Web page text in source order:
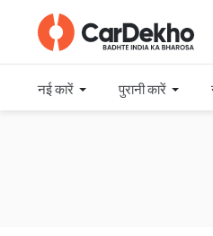
नई कारें पुरानी कारें